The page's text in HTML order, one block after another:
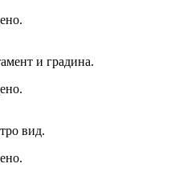
и градина.
вид.